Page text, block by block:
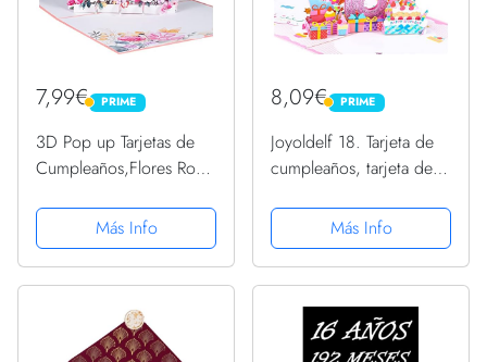
7,99€ PRIME
PRIME
3D Pop up Tarjetas de
Cumpleaños,Flores Rosa
Años,Tarjetas de
Aniversario con
Sobres,Tarjetas de
Feliz Cumpleaños
Más Info
8,09€ PRIME
PRIME
Joyoldelf 18. Tarjeta de
cumpleaños, tarjeta de
tarjeta de felicitación
3D, tarjeta de
felicitación de
Más Info